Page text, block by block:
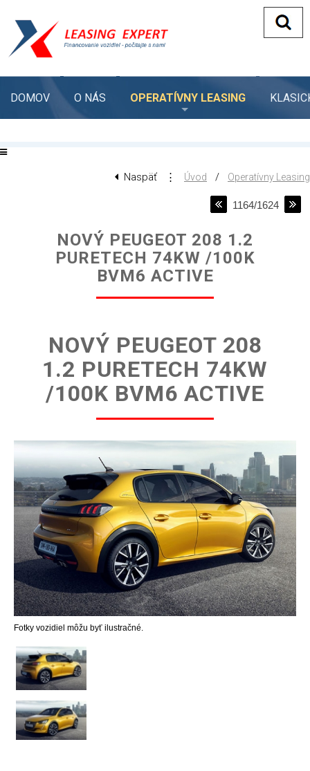
DOMOV O NÁS OPERATÍVNY LEASING
Naspäť ⋮ Úvod / Operatívny Leasing
1164/1624
NOVÝ PEUGEOT 208 1.2
PURETECH 74KW /100K
BVM6 ACTIVE
NOVÝ PEUGEOT 208
1.2 PURETECH 74KW
/100K BVM6 ACTIVE
Fotky vozidiel môžu byť ilustračné.